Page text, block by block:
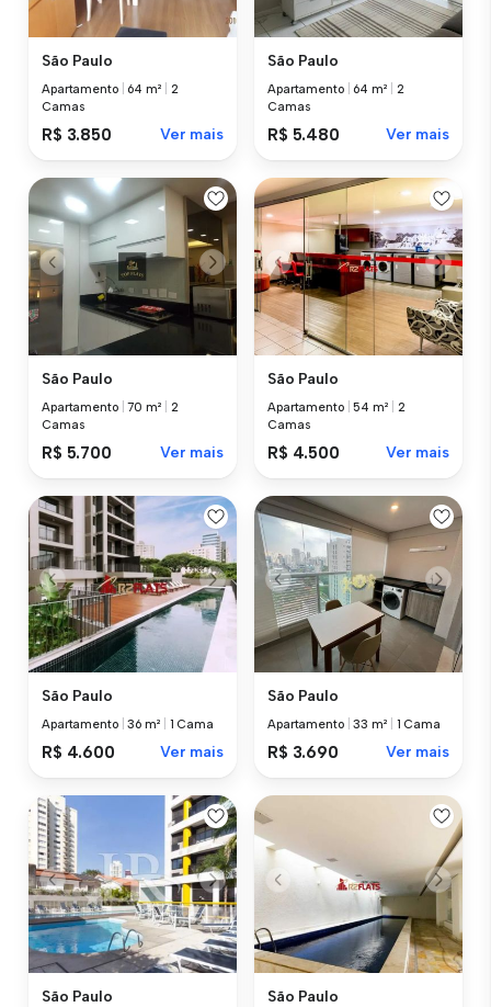
São Paulo
Apartamento 64 m²
2
Camas
R$ 3.850 Ver mais
São Paulo
Apartamento 64 m²
2
Camas
R$ 5.480 Ver mais
São Paulo
Apartamento |70 m²
2
Camas
R$ 5.700 Ver mais
São Paulo
Apartamento |54 m²
2
Camas
R$ 4.500 Ver mais
São Paulo
Apartamento |36 m² 1 Cama
R$ 4.600 Ver mais
São Paulo
Apartamento |33 m² 1 Cama
R$ 3.690 Ver mais
São Paulo São Paulo